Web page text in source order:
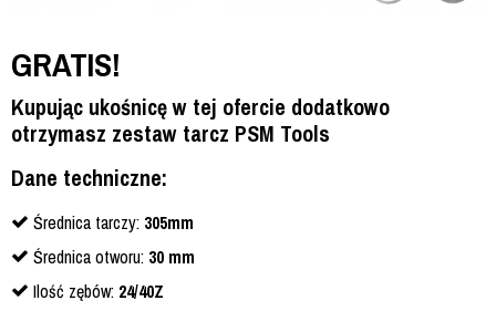
GRATIS!
Kupując ukośnicę w tej ofercie dodatkowo
otrzymasz zestaw tarcz PSM Tools
Dane techniczne:
Średnica tarczy: 305mm
Średnica otworu: 30 mm
Ilość zębów: 24/40Z